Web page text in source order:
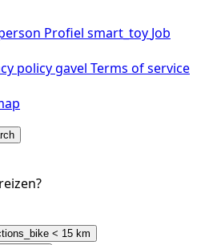
Profiel smart_toy Job
policygavel Terms of service
< 15 km